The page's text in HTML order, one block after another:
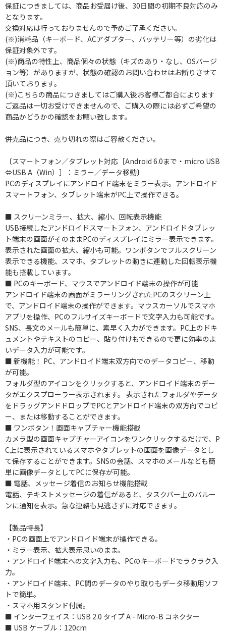
保証につきましては、商品お受届け後、30日間の初期不良対応のみ
となります。
交換対応は行っておりませんので予めご了承ください。
(※)消耗品（キーボード、ACアダプター、バッテリー等）の劣化は
保証対象外です。
(※)商品の特性上、商品個々の状態（キズのあり・なし、OSバージ
ョン等）がありますが、状態の確認のお問い合わせはお断りさせて
頂いております。
(※)こちらの商品につきましてはご購入後お客様ご都合によります
ご返品は一切お受けできませんので、ご購入の際には必ずご希望の
商品かどうかの確認をお願い致します。
併売品につき、売り切れの際はご容赦ください。
〔スマートフォン／タブレット対応［Android 6.0まで・micro USB
⇔USB A（Win）］：ミラー／データ移動〕
PCのディスプレイにアンドロイド端末をミラー表示。アンドロイド
スマートフォン、タブレット端末がPC上で操作できる。
■ スクリーンミラー、拡大、縮小、回転表示機能
USB接続したアンドロイドスマートフォン、アンドロイドタブレッ
ト端末の画面がそのままPCのディスプレイにミラー表示できます。
表示された画面の拡大、縮小も可能。ワンボタンでフルスクリーン
表示できる機能、スマホ、タブレットの動きに連動した回転表示機
能も搭載しています。
■ PCのキーボード、マウスでアンドロイド端末の操作が可能
アンドロイド端末の画面がミラーリングされたPCのスクリーン上
で、アンドロイド端末の操作ができます。マウスカーソルでスマホ
アプリを操作、PCのフルサイズキーボードで文字入力も可能です。
SNS、長文のメールも簡単に、素早く入力ができます。PC上のドキ
ュメントやテキストのコピー、貼り付けもできるので更に効率のよ
いデータ入力が可能です。
■ 新機能！ PC、アンドロイド端末双方向でのデータコピー、移動
が可能。
フォルダ型のアイコンをクリックすると、アンドロイド端末のデー
タがエクスプローラー表示されます。 表示されたフォルダやデータ
をドラッグアンドドロップでPCとアンドロイド端末の双方向でコピ
ー、または移動することができます。
■ ワンボタン！画面キャプチャー機能搭載
カメラ型の画面キャプチャーアイコンをワンクリックするだけで、P
C上に表示されているスマホやタブレットの画面を画像データとし
て保存することができます。SNSの会話、スマホのメールなども簡
単に画像データとしてPCに保存が可能。
■ 電話、メッセージ着信のお知らせ機能搭載
電話、テキストメッセージの着信があると、タスクバー上のバルー
ンに通知を表示。急な連絡も見逃さずに対応できます。
【製品特長】
・PCの画面上でアンドロイド端末が操作できる。
・ミラー表示、拡大表示思いのまま。
・アンドロイド端末への文字入力も、PCのキーボードでラクラク入
力。
・アンドロイド端末、PC間のデータのやり取りもデータ移動用ソフ
トで簡単。
・スマホ用スタンド付属。
■ インターフェイス：USB 2.0 タイプ A - Micro-B コネクター
■ USB ケーブル：120cm